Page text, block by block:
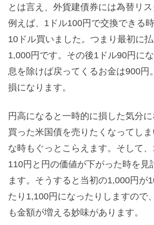
とは言え、外貨建債券には為替リス
例えば、1ドル100円で交換できる
10ドル買いました。つまり最初に
1,000円です。その後1ドル90円に
息を除けば戻ってくるお金は900円
損になります。
円高になると一時的に損した気分に
買った米国債を売りたくなってし
な時もぐっとこらえます。そして、
110円と円の価値が下がった時を見
ます。そうすると当初の1,000円が
たり1,100円になったりしますので
も金額が増える妙味があります。